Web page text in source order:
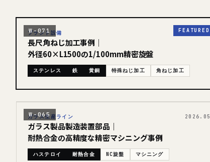
W-071 FEATURED
プラント設備 2026.05
長尺角ねじ加工事例｜
外径60×L1500の1/100mm精密旋盤
ステンレス 鉄 黄銅 特殊ねじ加工 角ねじ加工
W-065
ガラス生産ライン 2026.05
ガラス製品製造装置部品｜
耐熱合金の高精度な精密マシニング事例
ハステロイ 耐熱合金 NC旋盤 マシニング